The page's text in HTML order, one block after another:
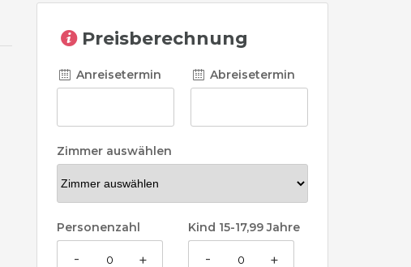
Preisberechnung
Anreisetermin Abreisetermin
Zimmer auswählen
Personenzahl
- +
Kind 15-17,99 Jahre
- +